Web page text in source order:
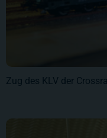
Zug des KLV der